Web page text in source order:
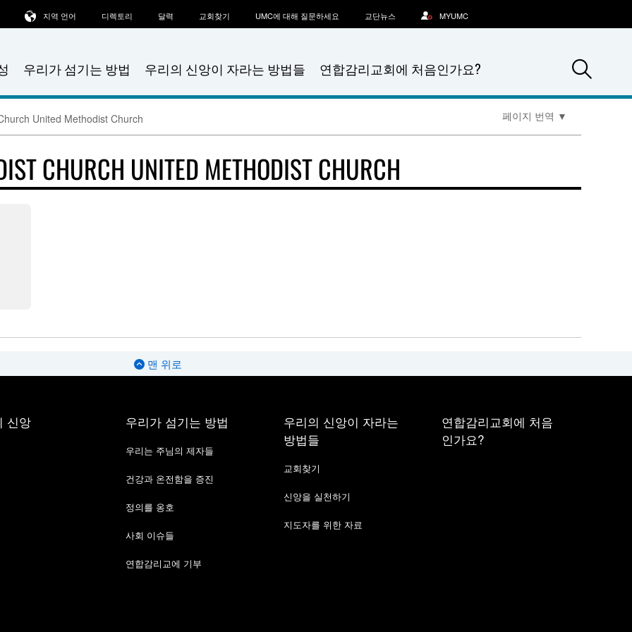
우리가 섬기는 방법 우리의 신앙이 자라는 방법들 연합감리교회에 처음인가요?
지역 언어 디렉토리 달력 교회찾기 UMC에 대해 질문하세요 교단뉴스 MYUMC
United Methodist Church 페이지 번역 ▼
CHURCH UNITED METHODIST CHURCH
맨 위로
신앙 우리가 섬기는 방법
우리는 주님의 제자들
건강과 온전함을 증진
정의를 옹호
사회 이슈들
연합감리교에 기부
우리의 신앙이 자라는
방법들
교회찾기
신앙을 실천하기
지도자를 위한 자료
연합감리교회에 처음
인가요?